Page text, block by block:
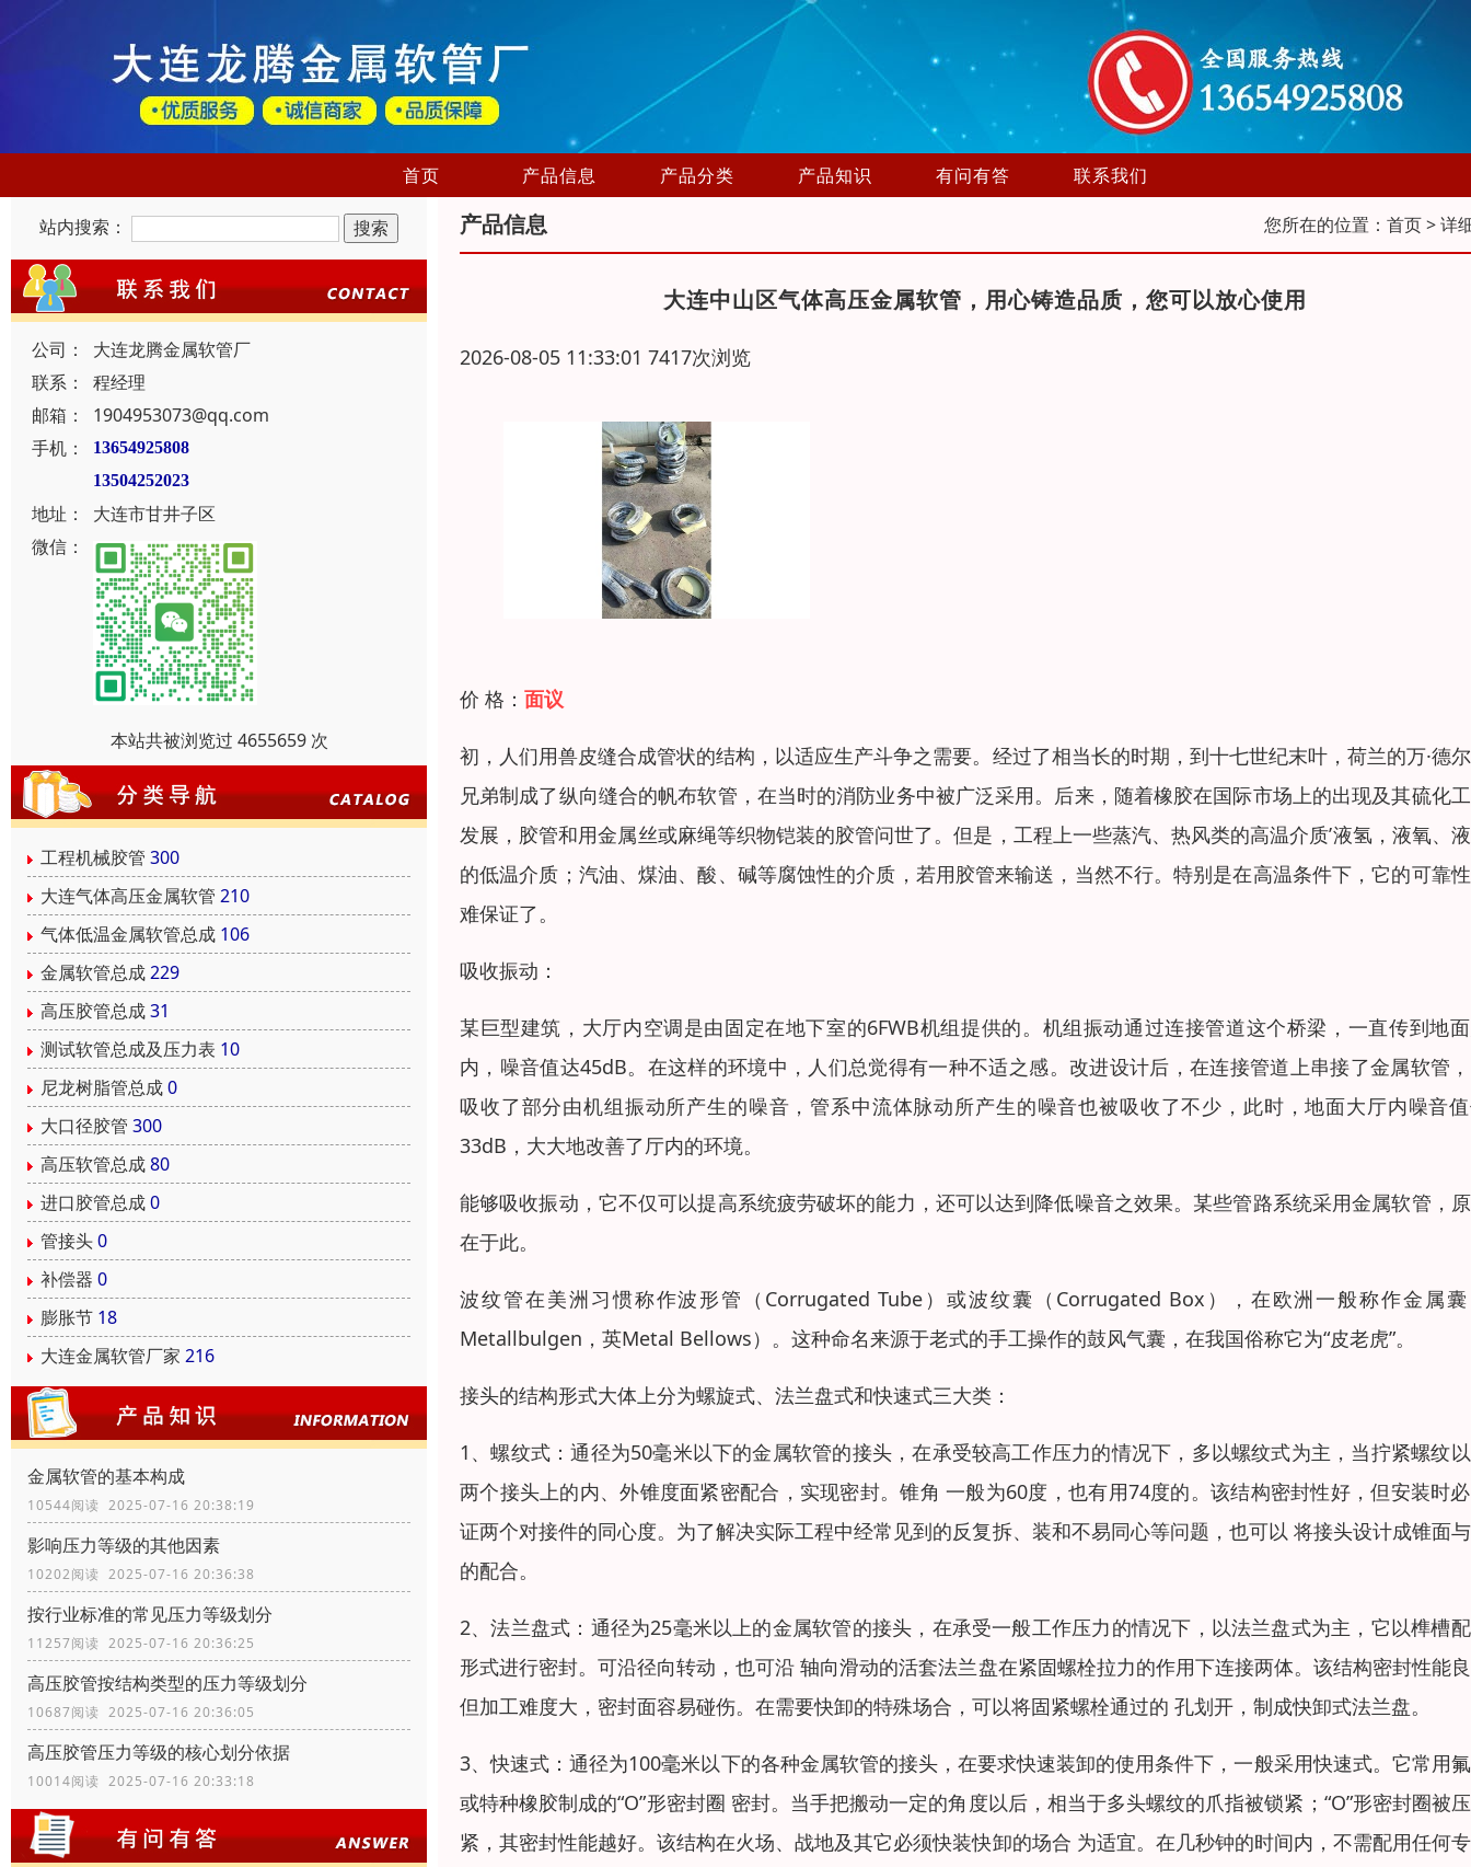
首页 产品信息 产品分类 产品知识 有问有答 联系我们
站内搜索：
公司：
大连龙腾金属软管厂
联系：
程经理
邮箱：
1904953073@qq.com
手机：
13654925808
13504252023
地址：
大连市甘井子区
微信：
本站共被浏览过 4655659 次
工程机械胶管 300
大连气体高压金属软管 210
气体低温金属软管总成 106
金属软管总成229
高压胶管总成31
测试软管总成及压力表 10
尼龙树脂管总成0
大口径胶管 300
高压软管总成80
进口胶管总成0
管接头0
补偿器 0
膨胀节 18
大连金属软管厂家 216
金属软管的基本构成
10544阅读 2025-07-16 20:38:19
影响压力等级的其他因素
10202阅读 2025-07-16 20:36:38
按行业标准的常见压力等级划分
11257阅读 2025-07-16 20:36:25
高压胶管按结构类型的压力等级划分
10687阅读 2025-07-16 20:36:05
高压胶管压力等级的核心划分依据
10014阅读 2025-07-16 20:33:18
产品信息 您所在的位置： 首页> 详
大连中山区气体高压金属软管，用心铸造品质，您可以放心使用
2026-08-05 11:33:01 7417次浏览
价 格： 面议
初，人们用兽皮缝合成管状的结构，以适应生产斗争之需要。经过了相当长的时期，到十七世纪末叶，荷兰的万·德
兄弟制成了纵向缝合的帆布软管，在当时的消防业务中被广泛采用。后来，随着橡胶在国际市场上的出现及其硫化
发展，胶管和用金属丝或麻绳等织物铠装的胶管问世了。但是，工程上一些蒸汽、热风类的高温介质’液氢，液氧、
的低温介质；汽油、煤油、酸、碱等腐蚀性的介质，若用胶管来输送，当然不行。特别是在高温条件下，它的可靠
难保证了。
吸收振动：
某巨型建筑，大厅内空调是由固定在地下室的6FWB机组提供的。机组振动通过连接管道这个桥梁，一直传到地
内，噪音值达45dB。在这样的环境中，人们总觉得有一种不适之感。改进设计后，在连接管道上串接了金属软管
吸收了部分由机组振动所产生的噪音，管系中流体脉动所产生的噪音也被吸收了不少，此时，地面大厅内噪音
33dB，大大地改善了厅内的环境。
能够吸收振动，它不仅可以提高系统疲劳破坏的能力，还可以达到降低噪音之效果。某些管路系统采用金属软管，
在于此。
波纹管在美洲习惯称作波形管（Corrugated Tube）或波纹囊（Corrugated Box），在欧洲一般称作金属
Metallbulgen，英Metal Bellows）。这种命名来源于老式的手工操作的鼓风气囊，在我国俗称它为“皮老虎”。
接头的结构形式大体上分为螺旋式、法兰盘式和快速式三大类：
1、螺纹式：通径为50毫米以下的金属软管的接头，在承受较高工作压力的情况下，多以螺纹式为主，当拧紧螺纹
两个接头上的内、外锥度面紧密配合，实现密封。锥角 一般为60度，也有用74度的。该结构密封性好，但安装时
证两个对接件的同心度。为了解决实际工程中经常见到的反复拆、装和不易同心等问题，也可以 将接头设计成锥面
的配合。
2、法兰盘式：通径为25毫米以上的金属软管的接头，在承受一般工作压力的情况下，以法兰盘式为主，它以榫槽
形式进行密封。可沿径向转动，也可沿 轴向滑动的活套法兰盘在紧固螺栓拉力的作用下连接两体。该结构密封性能
但加工难度大，密封面容易碰伤。在需要快卸的特殊场合，可以将固紧螺栓通过的 孔划开，制成快卸式法兰盘。
3、快速式：通径为100毫米以下的各种金属软管的接头，在要求快速装卸的使用条件下，一般采用快速式。它常用
或特种橡胶制成的“O”形密封圈 密封。当手把搬动一定的角度以后，相当于多头螺纹的爪指被锁紧；“O”形密封圈被
紧，其密封性能越好。该结构在火场、战地及其它必须快装快卸的场合 为适宜。在几秒钟的时间内，不需配用任何